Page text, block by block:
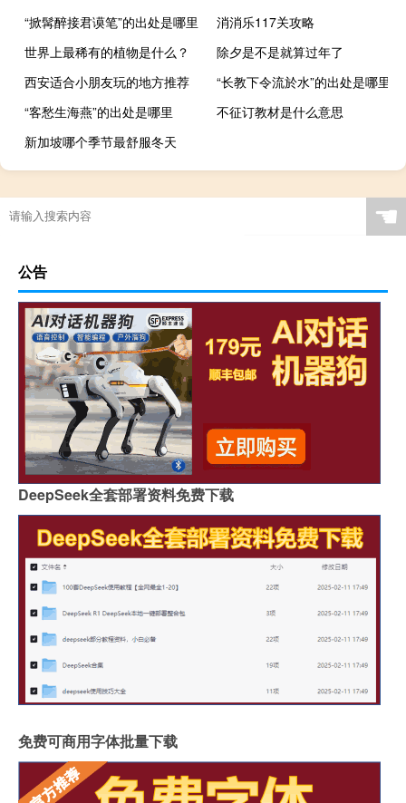
“掀髯醉接君谟笔”的出处是哪里
消消乐117关攻略
世界上最稀有的植物是什么？
除夕是不是就算过年了
西安适合小朋友玩的地方推荐
“长教下令流於水”的出处是哪里
“客愁生海燕”的出处是哪里
不征订教材是什么意思
新加坡哪个季节最舒服冬天
☚
公告
DeepSeek全套部署资料免费下载
免费可商用字体批量下载